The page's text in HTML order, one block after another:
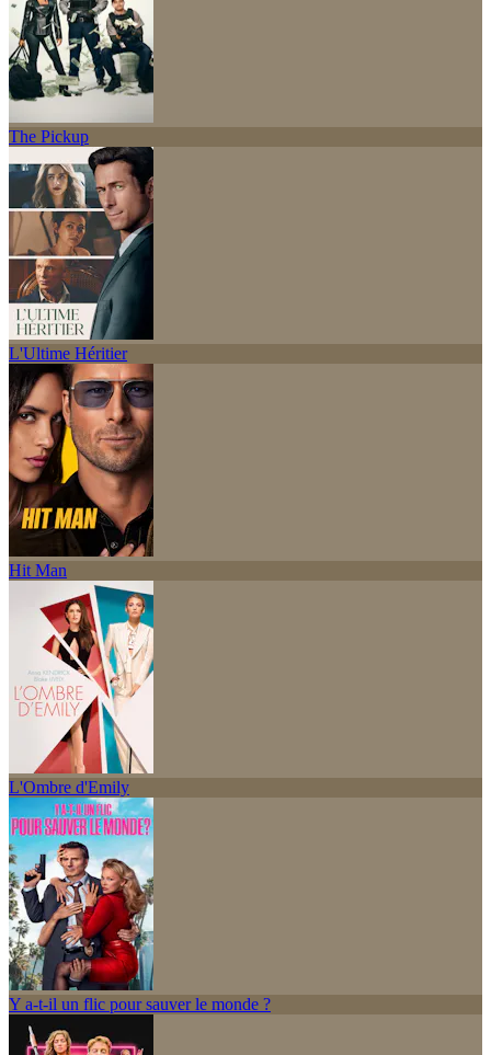
The Pickup
L'Ultime Héritier
Hit Man
L'Ombre d'Emily
Y a-t-il un flic pour sauver le monde ?